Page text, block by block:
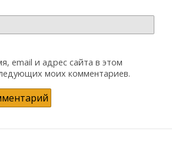
email и адрес сайта в этом
моих комментариев.